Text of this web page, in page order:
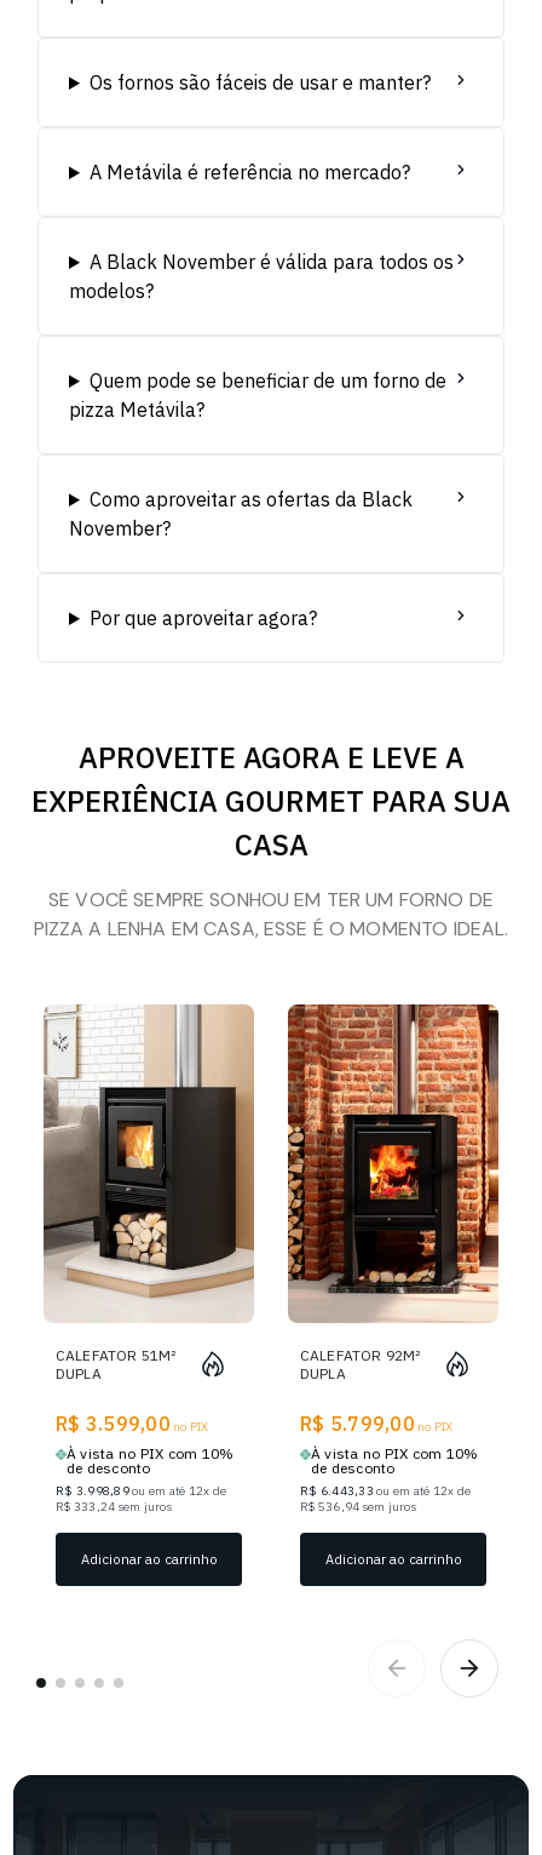
Os fornos são fáceis de usar e manter?
A Metávila é referência no mercado?
A Black November é válida para todos os
modelos?
Quem pode se beneficiar de um forno de
pizza Metávila?
Como aproveitar as ofertas da Black
November?
Por que aproveitar agora?
APROVEITE AGORA E LEVE A
EXPERIÊNCIA GOURMET PARA SUA
CASA
SE VOCÊ SEMPRE SONHOU EM TER UM FORNO DE
PIZZA A LENHA EM CASA, ESSE É O MOMENTO IDEAL.
CALEFATOR 51M²
DUPLA
680GF - GRAFITE
R$ 3.599,00 no PIX
À vista no PIX com 10%
de desconto
R$ 3.998,89ou em até 12x de
R$ 333,24 sem juros
Adicionar ao carrinho
CALEFATOR 92M²
DUPLA
880GF - GRAFITE
R$ 5.799,00 no PIX
À vista no PIX com 10%
de desconto
R$ 6.443,33ou em até 12x de
R$ 536,94 sem juros
Adicionar ao carrinho